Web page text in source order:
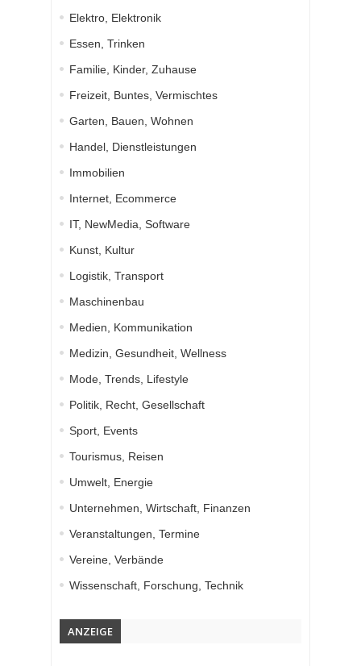
Elektro, Elektronik
Essen, Trinken
Familie, Kinder, Zuhause
Freizeit, Buntes, Vermischtes
Garten, Bauen, Wohnen
Handel, Dienstleistungen
Immobilien
Internet, Ecommerce
IT, NewMedia, Software
Kunst, Kultur
Logistik, Transport
Maschinenbau
Medien, Kommunikation
Medizin, Gesundheit, Wellness
Mode, Trends, Lifestyle
Politik, Recht, Gesellschaft
Sport, Events
Tourismus, Reisen
Umwelt, Energie
Unternehmen, Wirtschaft, Finanzen
Veranstaltungen, Termine
Vereine, Verbände
Wissenschaft, Forschung, Technik
ANZEIGE